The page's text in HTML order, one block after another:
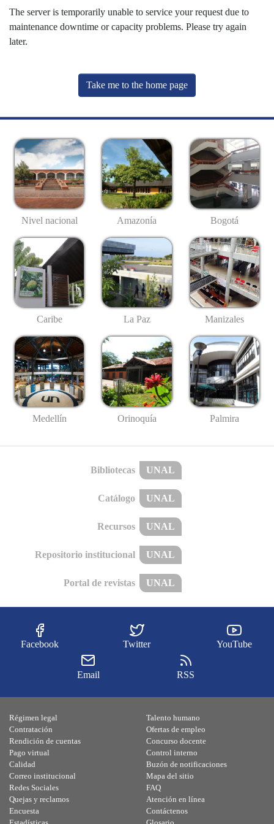
The server is temporarily unable to service your request due to
maintenance downtime or capacity problems. Please try again
later.
Take me to the home page
Nivel nacional Amazonía Bogotá
Caribe La Paz Manizales
Medellín Orinoquía Palmira
Bibliotecas UNAL
Catálogo UNAL
Recursos UNAL
Repositorio institucional UNAL
Portal de revistas UNAL
Facebook Twitter YouTube
Email RSS
Régimen legal
Contratación
Rendición de cuentas
Pago virtual
Calidad
Talento humano
Ofertas de empleo
Concurso docente
Control interno
Buzón de notificaciones
Correo institucional
Redes Sociales
Quejas y reclamos
Encuesta
Mapa del sitio
FAQ
Atención en línea
Contáctenos